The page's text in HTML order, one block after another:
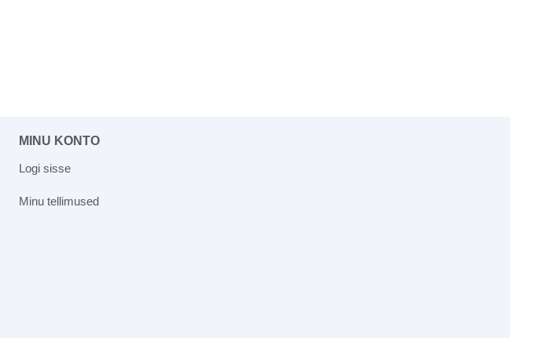
MINU KONTO
Logi sisse
Minu tellimused